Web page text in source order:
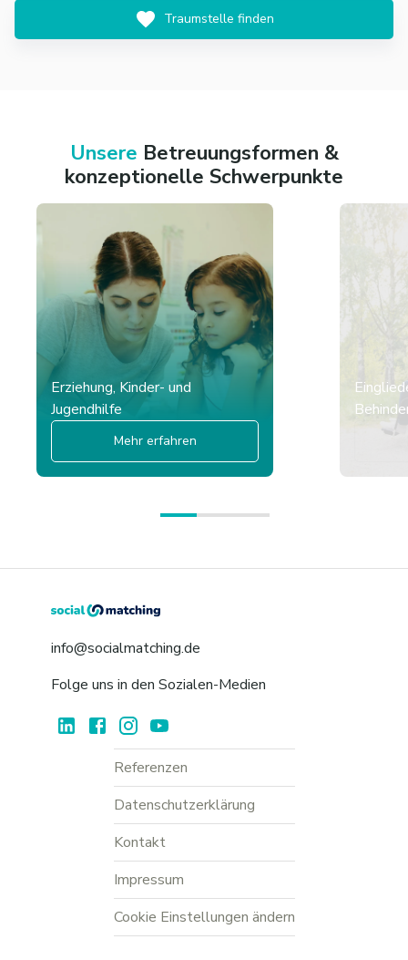
Traumstelle finden
Unsere Betreuungsformen &
konzeptionelle Schwerpunkte
Erziehung, Kinder- und
Jugendhilfe
Mehr erfahren
info@socialmatching.de
Folge uns in den Sozialen-Medien
Referenzen
Datenschutzerklärung
Kontakt
Impressum
Cookie Einstellungen ändern